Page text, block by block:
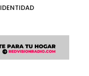
IDENTIDAD